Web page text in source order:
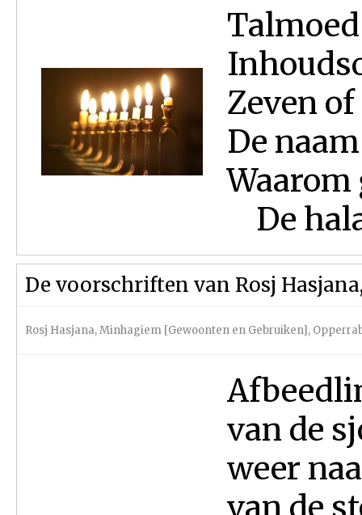
Zeven
De
De
De voorschriften van Rosj
Rosj Hasjana,Minhagiem [Gewoonten en Gebruiken],
van de
weer
van de